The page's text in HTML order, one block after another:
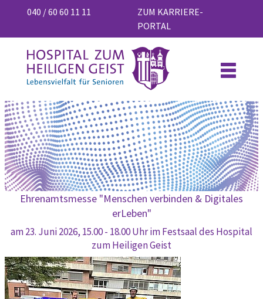
040 / 60 60 11 11
ZUM KARRIERE-
PORTAL
Ehrenamtsmesse "Menschen verbinden & Digitales
erLeben"
am 23. Juni 2026, 15.00 - 18.00 Uhr im Festsaal des Hospital
zum Heiligen Geist